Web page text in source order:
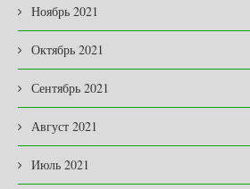
Ноябрь 2021
Октябрь 2021
Сентябрь 2021
Август 2021
Июль 2021